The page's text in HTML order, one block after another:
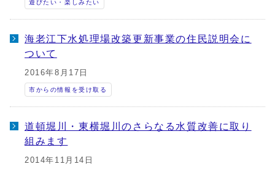
遊びたい・楽しみたい
海老江下水処理場改築更新事業の住民説明会に
ついて
2016年8月17日
市からの情報を受け取る
道頓堀川・東横堀川のさらなる水質改善に取り
組みます
2014年11月14日